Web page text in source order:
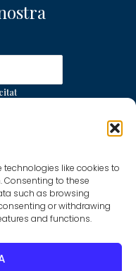
technologies like cookies to
Consenting to these
such as browsing
or withdrawing
and functions.